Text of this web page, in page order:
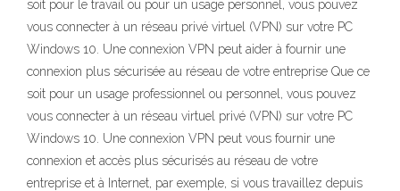
soit pour le travail ou pour un usage personnel, vous pouvez
vous connecter à un réseau privé virtuel (VPN) sur votre PC
Windows 10. Une connexion VPN peut aider à fournir une
connexion plus sécurisée au réseau de votre entreprise Que ce
soit pour un usage professionnel ou personnel, vous pouvez
vous connecter à un réseau virtuel privé (VPN) sur votre PC
Windows 10. Une connexion VPN peut vous fournir une
connexion et accès plus sécurisés au réseau de votre
entreprise et à Internet, par exemple, si vous travaillez depuis